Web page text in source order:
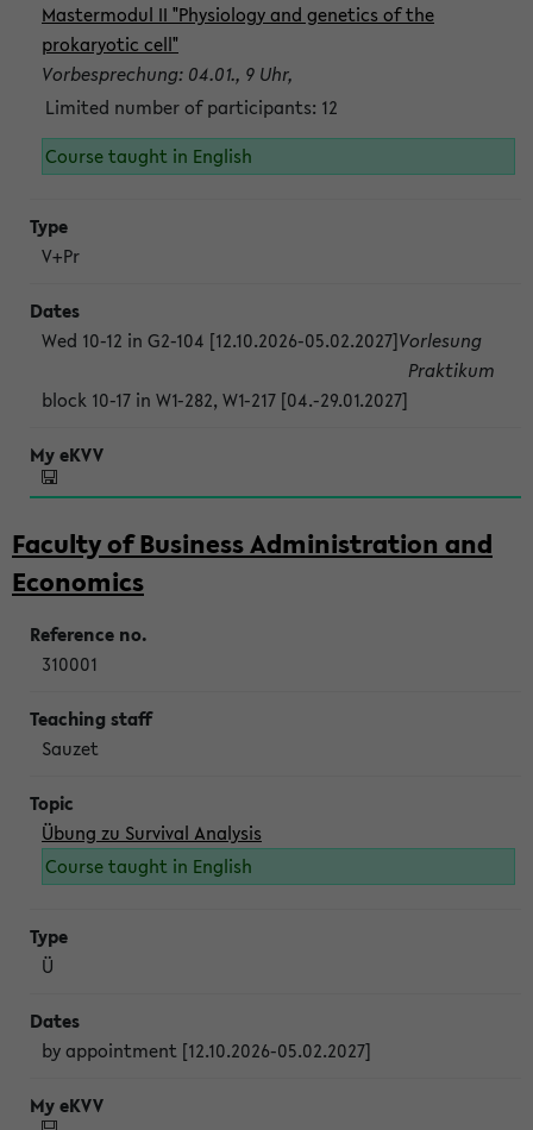
Mastermodul II "Physiology and genetics of the
prokaryotic cell"
Vorbesprechung: 04.01., 9 Uhr,
Limited number of participants: 12
Course taught in English
V+Pr
Wed 10-12 in G2-104 [12.10.2026-05.02.2027]Vorlesung
block 10-17 in W1-282, W1-217 [04.-29.01.2027]
Praktikum
Faculty of Business Administration and
Economics
310001
Sauzet
Übung zu Survival Analysis
Course taught in English
Ü
by appointment [12.10.2026-05.02.2027]